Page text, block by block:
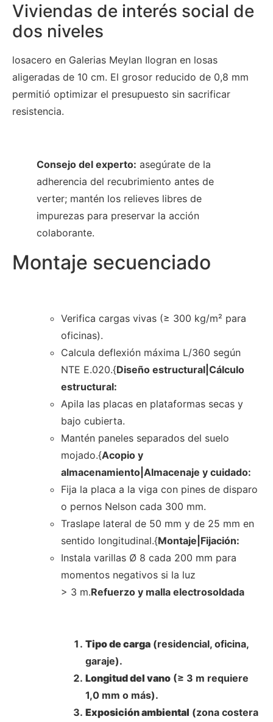
Viviendas de interés social de
dos niveles
losacero en Galerias Meylan Ilogran en losas
aligeradas de 10 cm. El grosor reducido de 0,8 mm
permitió optimizar el presupuesto sin sacrificar
resistencia.
Consejo del experto: asegúrate de la
adherencia del recubrimiento antes de
verter; mantén los relieves libres de
impurezas para preservar la acción
colaborante.
Montaje secuenciado
Verifica cargas vivas (≥ 300 kg/m² para
oficinas).
Calcula deflexión máxima L/360 según
NTE E.020.{Diseño estructural|Cálculo
estructural:
Apila las placas en plataformas secas y
bajo cubierta.
Mantén paneles separados del suelo
mojado.{Acopio y
almacenamiento|Almacenaje y cuidado:
Fija la placa a la viga con pines de disparo
o pernos Nelson cada 300 mm.
Traslape lateral de 50 mm y de 25 mm en
sentido longitudinal.{Montaje|Fijación:
Instala varillas Ø 8 cada 200 mm para
momentos negativos si la luz
> 3 m.Refuerzo y malla electrosoldada
Tipo de carga (residencial, oficina,
garaje).
Longitud del vano (≥ 3 m requiere
1,0 mm o más).
Exposición ambiental (zona costera